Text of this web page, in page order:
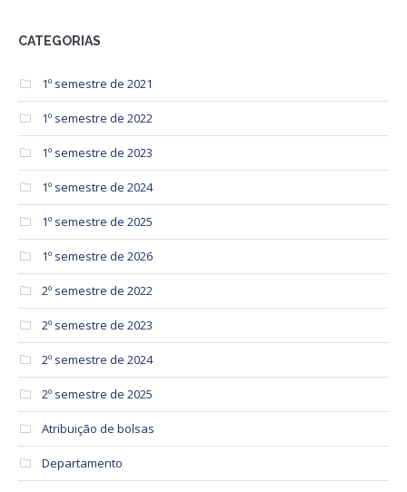
CATEGORIAS
1º semestre de 2021
1º semestre de 2022
1º semestre de 2023
1º semestre de 2024
1º semestre de 2025
1º semestre de 2026
2º semestre de 2022
2º semestre de 2023
2º semestre de 2024
2º semestre de 2025
Atribuição de bolsas
Departamento